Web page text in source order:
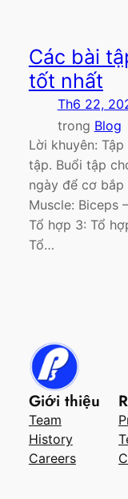
Các bài
tốt nhất
Th6 22,
trong Blog
Lời khuyên:
tập. Buổi tập
ngày để cơ
Muscle: Biceps
Tổ hợp 3: Tổ
Tổ…
Giới thiệu
Team
History
Careers